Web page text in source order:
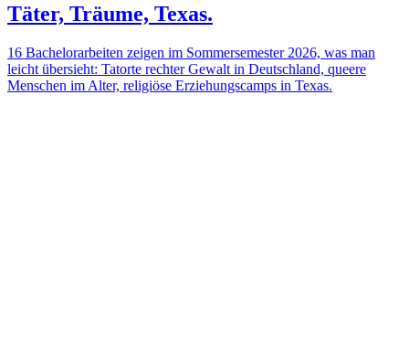
Täter, Träume, Texas.
16 Bachelorarbeiten zeigen im Sommersemester 2026, was man
leicht übersieht: Tatorte rechter Gewalt in Deutschland, queere
Menschen im Alter, religiöse Erziehungscamps in Texas.